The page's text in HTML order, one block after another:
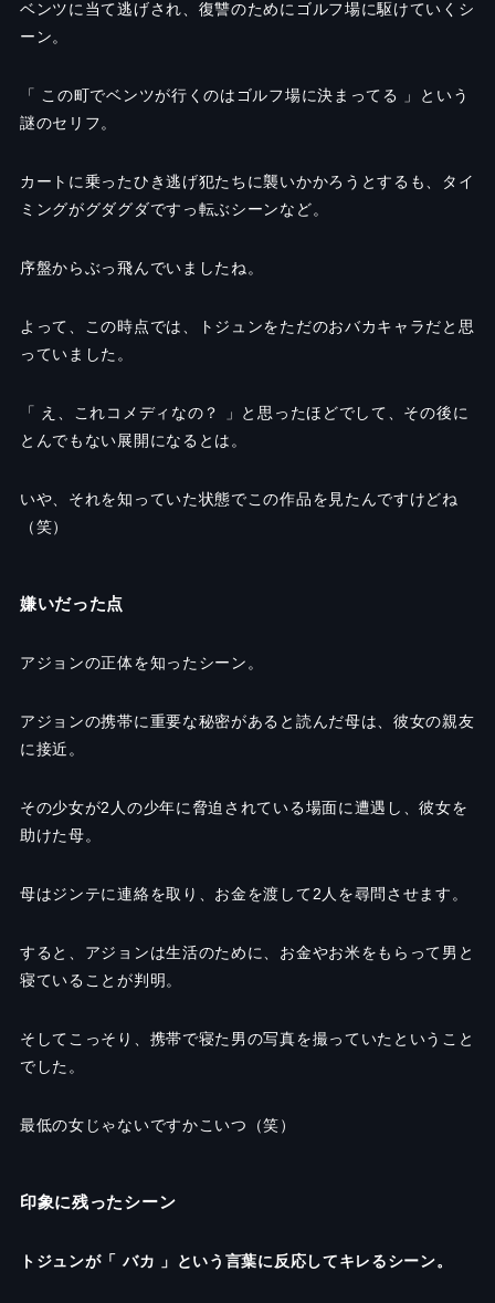
ベンツに当て逃げされ、復讐のためにゴルフ場に駆けていくシ
ーン。
「 この町でベンツが行くのはゴルフ場に決まってる 」という
謎のセリフ。
カートに乗ったひき逃げ犯たちに襲いかかろうとするも、タイ
ミングがグダグダですっ転ぶシーンなど。
序盤からぶっ飛んでいましたね。
よって、この時点では、トジュンをただのおバカキャラだと思
っていました。
「 え、これコメディなの？ 」と思ったほどでして、その後に
とんでもない展開になるとは。
いや、それを知っていた状態でこの作品を見たんですけどね
（笑）
嫌いだった点
アジョンの正体を知ったシーン。
アジョンの携帯に重要な秘密があると読んだ母は、彼女の親友
に接近。
その少女が2 人の少年に脅迫されている場面に遭遇し、彼女を
助けた母。
母はジンテに連絡を取り、お金を渡して2 人を尋問させます。
すると、アジョンは生活のために、お金やお米をもらって男と
寝ていることが判明。
そしてこっそり、携帯で寝た男の写真を撮っていたということ
でした。
最低の女じゃないですかこいつ（笑）
印象に残ったシーン
トジュンが「 バカ 」という言葉に反応してキレるシーン。